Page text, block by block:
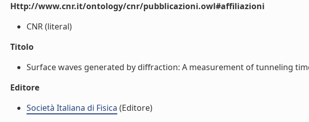
Http://www.cnr.it/ontology/cnr/pubblicazioni.owl#affiliazioni
CNR (literal)
Titolo
Surface waves generated by diffraction: A measurement of tunneling
Editore
Società Italiana di Fisica (Editore)